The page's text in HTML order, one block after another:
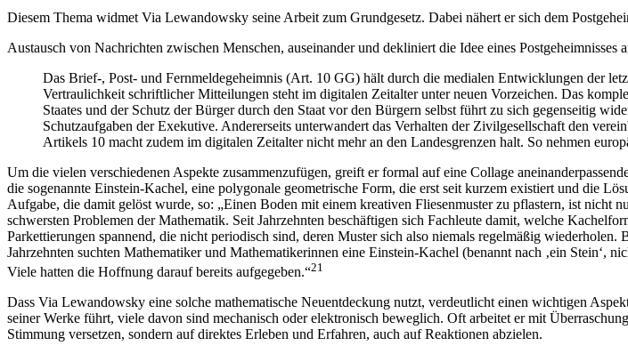
Diesem Thema widmet Via Lewandowsky seine Arbeit zum Grundgesetz. Dabei nähert er sich dem
Austausch von Nachrichten zwischen Menschen, auseinander und dekliniert die Idee eines Postgeheimnisses
Das Brief-, Post- und Fernmeldegeheimnis (Art. 10 GG) hält durch die medialen Entwicklungen der
Vertraulichkeit schriftlicher Mitteilungen steht im digitalen Zeitalter unter neuen Vorzeichen. Das
Staates und der Schutz der Bürger durch den Staat vor den Bürgern selbst führt zu sich gegenseitig
Schutzaufgaben der Exekutive. Andererseits unterwandert das Verhalten der Zivilgesellschaft den
Artikels 10 macht zudem im digitalen Zeitalter nicht mehr an den Landesgrenzen halt. So nehmen
Um die vielen verschiedenen Aspekte zusammenzufügen, greift er formal auf eine Collage
die sogenannte Einstein-Kachel, eine polygonale geometrische Form, die erst seit kurzem existiert und die
Aufgabe, die damit gelöst wurde, so: „Einen Boden mit einem kreativen Fliesenmuster zu pflastern, ist nicht
schwersten Problemen der Mathematik. Seit Jahrzehnten beschäftigen sich Fachleute damit, welche
Parkettierungen spannend, die nicht periodisch sind, deren Muster sich also niemals regelmäßig
Jahrzehnten suchten Mathematiker und Mathematikerinnen eine Einstein-Kachel (benannt nach ‚ein
Viele hatten die Hoffnung darauf bereits aufgegeben.“21
Dass Via Lewandowsky eine solche mathematische Neuentdeckung nutzt, verdeutlicht einen wichtigen
seiner Werke führt, viele davon sind mechanisch oder elektronisch beweglich. Oft arbeitet er mit
Stimmung versetzen, sondern auf direktes Erleben und Erfahren, auch auf Reaktionen abzielen.